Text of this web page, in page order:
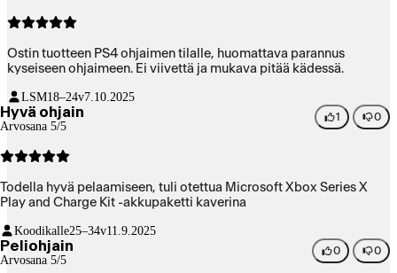
Ostin tuotteen PS4 ohjaimen tilalle, huomattava parannus
kyseiseen ohjaimeen. Ei viivettä ja mukava pitää kädessä.
LSM18–24v7.10.2025
Hyvä ohjain
Arvosana 5/5
1 0
Todella hyvä pelaamiseen, tuli otettua Microsoft Xbox Series X
Play and Charge Kit -akkupaketti kaverina
Koodikalle25–34v11.9.2025
Peliohjain
Arvosana 5/5
0 0